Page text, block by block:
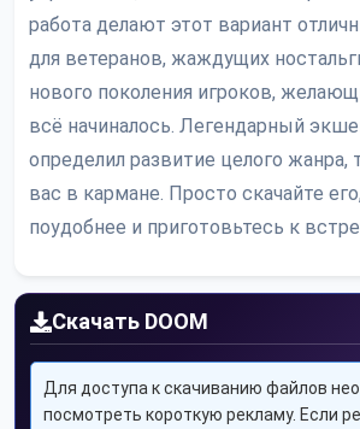
работа делают этот вариант
для ветеранов, жаждущих
нового поколения игроков,
всё начиналось. Легендарный
определил развитие целого жанра,
вас в кармане. Просто скачайте
поудобнее и приготовьтесь к
Скачать DOOM
Для доступа к скачиванию файлов
посмотреть короткую рекламу. Если